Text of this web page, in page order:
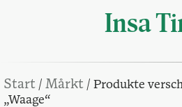
Insa
Start / Mårkt / Produkte
„Waage“